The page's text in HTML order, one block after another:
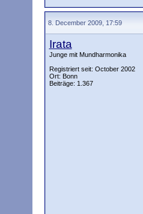
8. December 2009, 17:59
Irata
Junge mit Mundharmonika
Registriert seit: October 2002
Ort: Bonn
Beiträge: 1.367